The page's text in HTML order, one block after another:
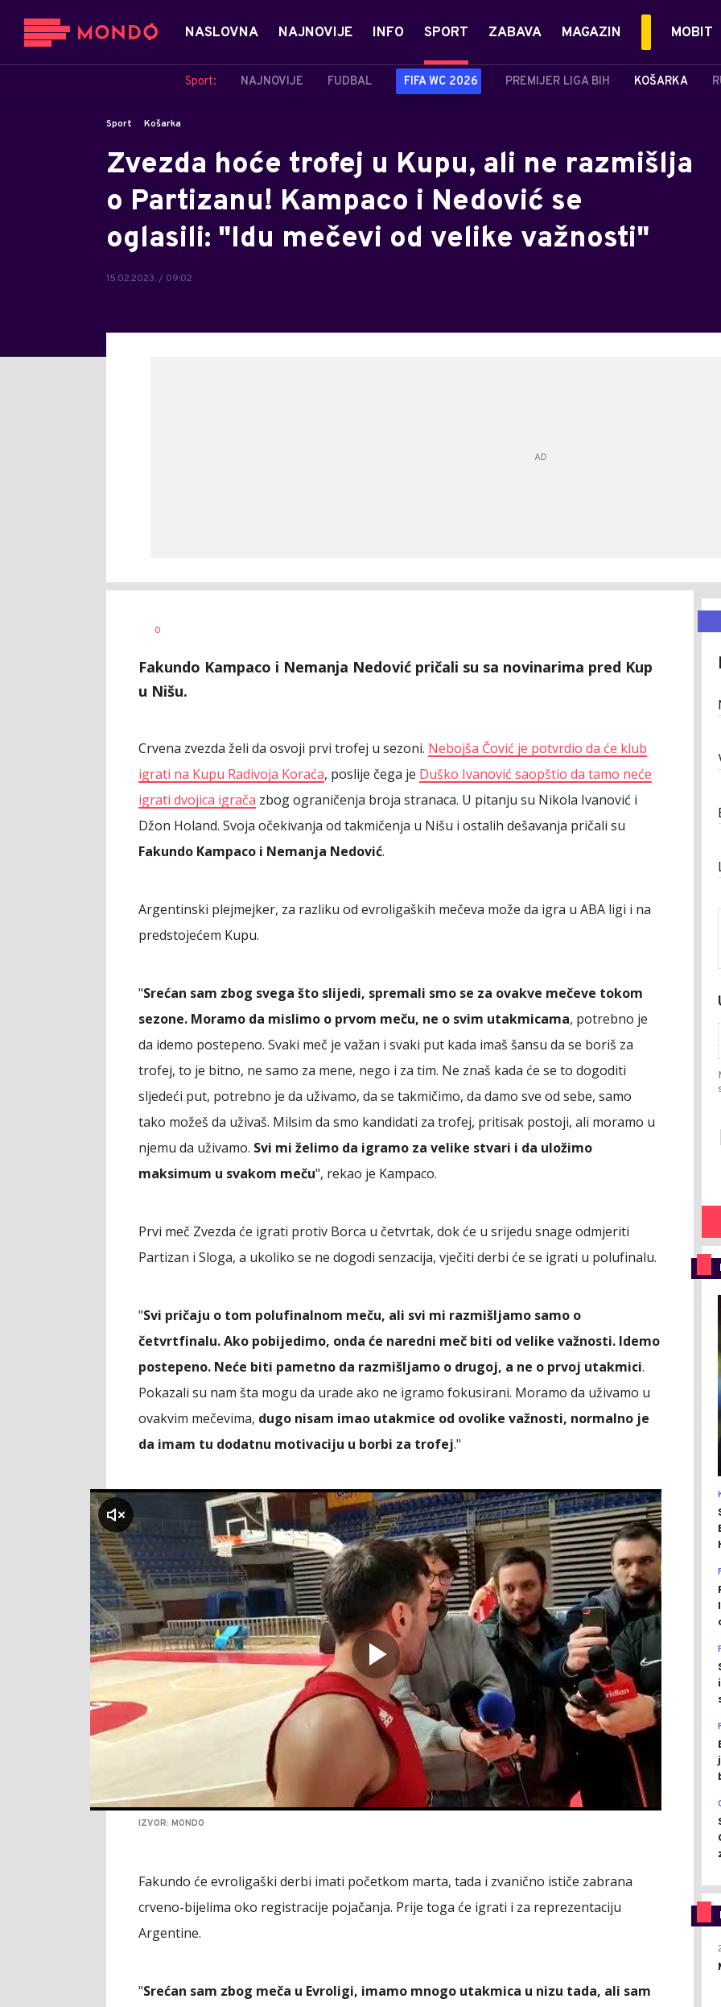
NASLOVNA NAJNOVIJE INFO SPORT
Sport: NAJNOVIJE FUDBAL FIFA WC 2026 PREMIJER LIGA BIH KOŠARKA
ZABAVA MAGAZIN MOBIT
Sport Košarka
Zvezda hoće trofej u Kupu, ali ne razmišlja
o Partizanu! Kampaco i Nedović se
oglasili: "Idu mečevi od velike važnosti"
15.02.2023. / 09:02
AUTOR
0
Fakundo Kampaco i Nemanja Nedović pričali su sa novinarima pred Kup
u Nišu.
Crvena zvezda želi da osvoji prvi trofej u sezoni. Nebojša Čović je potvrdio da će klub
igrati na Kupu Radivoja Koraća, poslije čega je Duško Ivanović saopštio da tamo neće
igrati dvojica igrača zbog ograničenja broja stranaca. U pitanju su Nikola Ivanović i
Džon Holand. Svoja očekivanja od takmičenja u Nišu i ostalih dešavanja pričali su
Fakundo Kampaco i Nemanja Nedović.
Argentinski plejmejker, za razliku od evroligaških mečeva može da igra u ABA ligi i na
predstojećem Kupu.
"Srećan sam zbog svega što slijedi, spremali smo se za ovakve mečeve tokom
sezone. Moramo da mislimo o prvom meču, ne o svim utakmicama, potrebno je
da idemo postepeno. Svaki meč je važan i svaki put kada imaš šansu da se boriš za
trofej, to je bitno, ne samo za mene, nego i za tim. Ne znaš kada će se to dogoditi
sljedeći put, potrebno je da uživamo, da se takmičimo, da damo sve od sebe, samo
tako možeš da uživaš. Milsim da smo kandidati za trofej, pritisak postoji, ali moramo u
njemu da uživamo. Svi mi želimo da igramo za velike stvari i da uložimo
maksimum u svakom meču", rekao je Kampaco.
Prvi meč Zvezda će igrati protiv Borca u četvrtak, dok će u srijedu snage odmjeriti
Partizan i Sloga, a ukoliko se ne dogodi senzacija, vječiti derbi će se igrati u polufinalu.
"Svi pričaju o tom polufinalnom meču, ali svi mi razmišljamo samo o
četvrtfinalu. Ako pobijedimo, onda će naredni meč biti od velike važnosti. Idemo
postepeno. Neće biti pametno da razmišljamo o drugoj, a ne o prvoj utakmici.
Pokazali su nam šta mogu da urade ako ne igramo fokusirani. Moramo da uživamo u
ovakvim mečevima, dugo nisam imao utakmice od ovolike važnosti, normalno je
da imam tu dodatnu motivaciju u borbi za trofej."
klikni za zvuk
IZVOR: MONDO
Fakundo će evroligaški derbi imati početkom marta, tada i zvanično ističe zabrana
crveno-bijelima oko registracije pojačanja. Prije toga će igrati i za reprezentaciju
Argentine.
"Srećan sam zbog meča u Evroligi, imamo mnogo utakmica u nizu tada, ali sam